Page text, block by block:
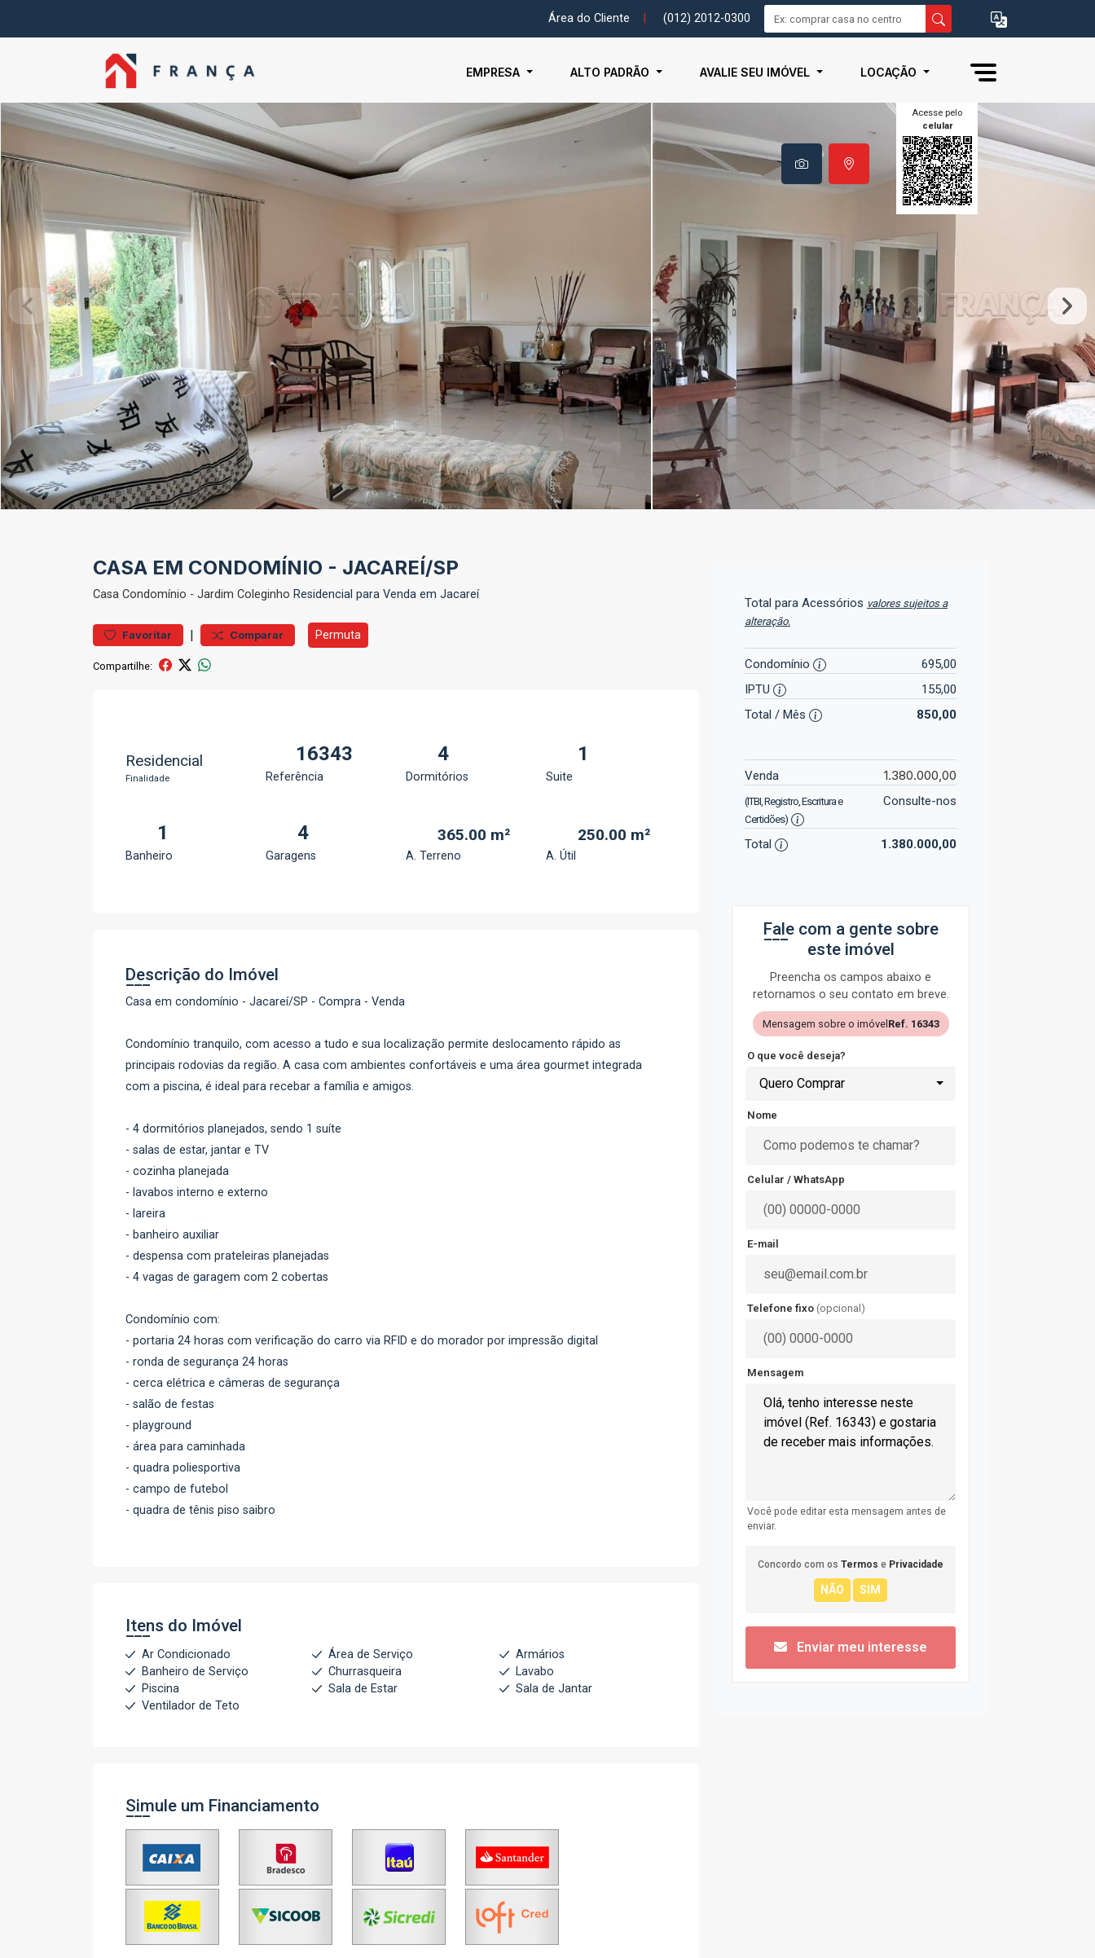
Área do Cliente (012) 2012-0300
EMPRESA ALTO PADRÃO AVALIE SEU IMÓVEL LOCAÇÃO
Acesse pelo
celular
CASA EM CONDOMÍNIO - JACAREÍ/SP
Casa Condomínio - Jardim Coleginho Residencial para Venda em Jacareí
Favoritar | Comparar Permuta
Compartilhe:
Residencial
Finalidade
16343
Referência
4
Dormitórios
1
Suite
1
Banheiro
4
Garagens
365.00 m²
A. Terreno
250.00 m²
A. Útil
Descrição do Imóvel
Casa em condomínio - Jacareí/SP - Compra - Venda
Condomínio tranquilo, com acesso a tudo e sua localização permite deslocamento rápido as
principais rodovias da região. A casa com ambientes confortáveis e uma área gourmet integrada
com a piscina, é ideal para recebar a família e amigos.
- 4 dormitórios planejados, sendo 1 suíte
- salas de estar, jantar e TV
- cozinha planejada
- lavabos interno e externo
- lareira
- banheiro auxiliar
- despensa com prateleiras planejadas
- 4 vagas de garagem com 2 cobertas
Condomínio com:
- portaria 24 horas com verificação do carro via RFID e do morador por impressão digital
- ronda de segurança 24 horas
- cerca elétrica e câmeras de segurança
- salão de festas
- playground
- área para caminhada
- quadra poliesportiva
- campo de futebol
- quadra de tênis piso saibro
Itens do Imóvel
Ar Condicionado Área de Serviço
Armários
Banheiro de Serviço
Churrasqueira
Lavabo
Piscina
Sala de Estar
Sala de Jantar
Ventilador de Teto
Simule um Financiamento
Total para Acessórios valores sujeitos a
alteração.
Condomínio
695,00
IPTU
155,00
Total / Mês
850,00
Venda 1.380.000,00
(ITBI, Registro, Escritura e
Certidões)
Consulte-nos
Total 1.380.000,00
Fale com a gente sobre
este imóvel
Preencha os campos abaixo e
retornamos o seu contato em breve.
Mensagem sobre o imóvel Ref. 16343
O que você deseja?
Quero Comprar
Nome
Celular / WhatsApp
E-mail
Telefone fixo (opcional)
Mensagem
Você pode editar esta mensagem antes de
enviar.
Concordo com os Termos e Privacidade
Enviar meu interesse